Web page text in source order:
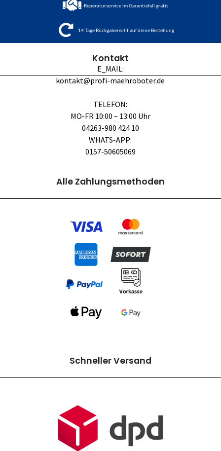
Reperaturservice im Garantiefall gratis
14 Tage Rückgaberecht auf deine Bestellung
Kontakt
E_MAIL:
kontakt@profi-maehroboter.de
TELEFON:
MO-FR 10:00 – 13:00 Uhr
04263-980 424 10
WHATS-APP:
0157-50605069
Alle Zahlungsmethoden
Schneller Versand